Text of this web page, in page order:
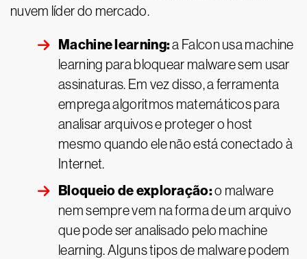
nuvem líder do mercado.
Machine learning:a Falcon usa machine
learning para bloquear malware sem usar
assinaturas. Em vez disso, a ferramenta
emprega algoritmos matemáticos para
analisar arquivos e proteger o host
mesmo quando ele não está conectado à
Internet.
Bloqueio de exploração:o malware
nem sempre vem na forma de um arquivo
que pode ser analisado pelo machine
learning. Alguns tipos de malware podem